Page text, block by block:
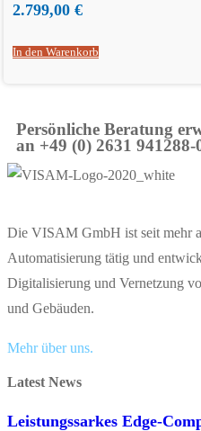
2.799,00 €
In den Warenkorb
Persönliche Beratung
an +49 (0) 2631 941288-
Die VISAM GmbH ist seit mehr
Automatisierung tätig und
Digitalisierung und Vernetzung
und Gebäuden.
Mehr über uns.
Latest News
Leistungssarkes Edge-